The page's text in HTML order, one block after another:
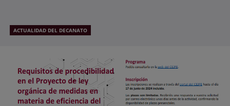
ACTUALIDAD DEL DECANATO